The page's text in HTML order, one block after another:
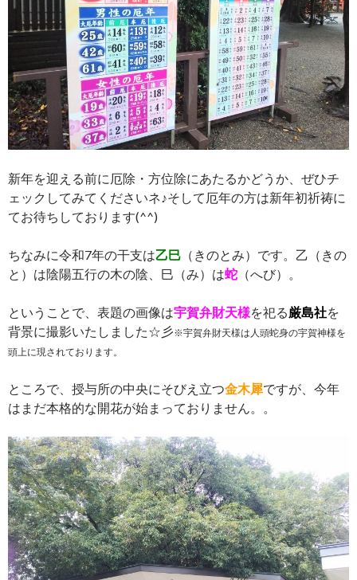
新年を迎える前に厄除・方位除にあたるかどうか、ぜひチ
ェックしてみてくださいネ♪そして厄年の方は新年初祈祷に
てお待ちしております(^^)
ちなみに令和7年の干支は乙巳 （きのとみ）です。乙（きの
と）は陰陽五行の木の陰、巳（み）は蛇 （へび）。
ということで、表題の画像は宇賀弁財天様を祀る厳島社を
背景に撮影いたしました☆彡※宇賀弁財天様は人頭蛇身の宇賀神様を
頭上に現されております。
ところで、授与所の中央にそびえ立つ金木犀ですが、今年
はまだ本格的な開花が始まっておりません。。